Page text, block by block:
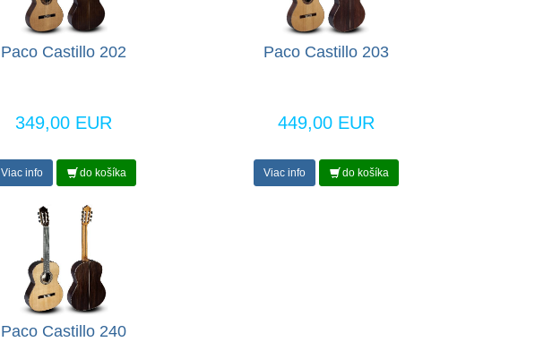
Paco Castillo 202
349,00 EUR
Viac info do košíka
Paco Castillo 203
449,00 EUR
Viac info do košíka
Paco Castillo 240